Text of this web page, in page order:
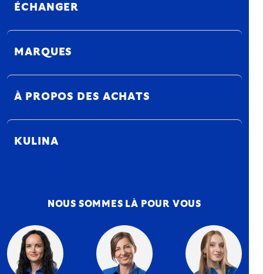
ÉCHANGER
MARQUES
À PROPOS DES ACHATS
KULINA
NOUS SOMMES LÀ POUR VOUS